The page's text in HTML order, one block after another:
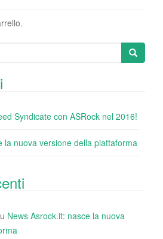
Syndicate con ASRock nel 2016!
la nuova versione della piattaforma
News Asrock.it: nasce la nuova